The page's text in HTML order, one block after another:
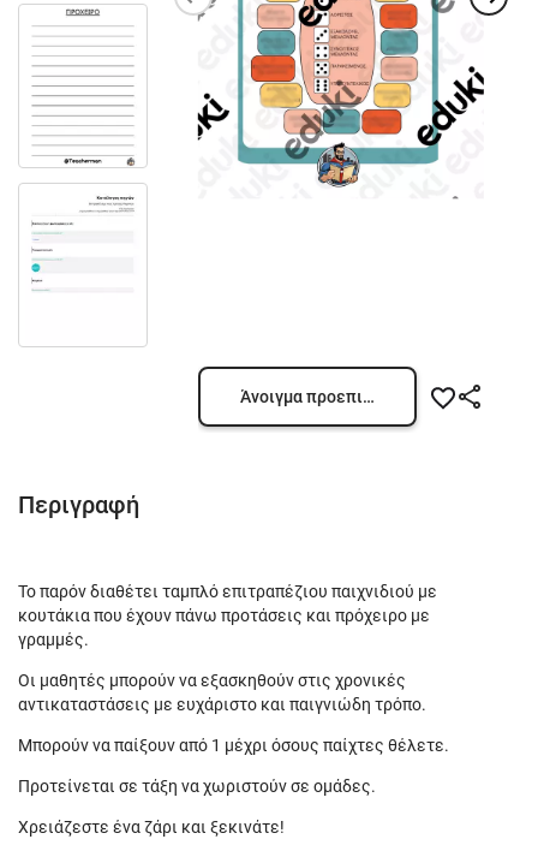
Άνοιγμα προεπισκόπησης
Περιγραφή
Το παρόν διαθέτει ταμπλό επιτραπέζιου παιχνιδιού με
κουτάκια που έχουν πάνω προτάσεις και πρόχειρο με
γραμμές.
Οι μαθητές μπορούν να εξασκηθούν στις χρονικές
αντικαταστάσεις με ευχάριστο και παιγνιώδη τρόπο.
Μπορούν να παίξουν από 1 μέχρι όσους παίχτες θέλετε.
Προτείνεται σε τάξη να χωριστούν σε ομάδες.
Χρειάζεστε ένα ζάρι και ξεκινάτε!